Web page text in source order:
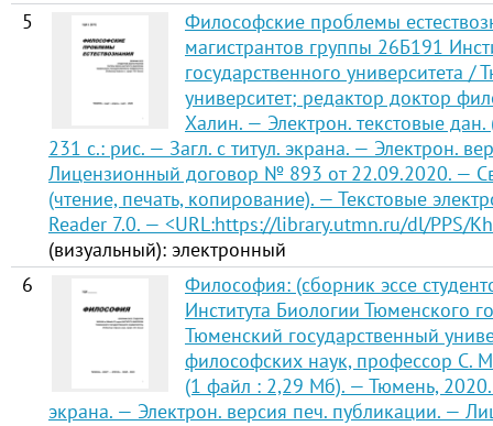
5
Философские проблемы
магистрантов группы 26Б191
государственного университета /
университет; редактор доктор
Халин. — Электрон. текстовые
231 с.: рис. — Загл. с титул. экрана. — Электрон.
Лицензионный договор № 893 от 22.09.2020. —
(чтение, печать, копирование). — Текстовые
Reader 7.0. — <URL:https://library.utmn.ru/dl/PPS/
(визуальный): электронный
6
Философия: (сборник эссе
Института Биологии Тюменского
Тюменский государственный
философских наук, профессор С.
(1 файл : 2,29 Мб). — Тюмень, 2020.
экрана. — Электрон. версия печ. публикации. —